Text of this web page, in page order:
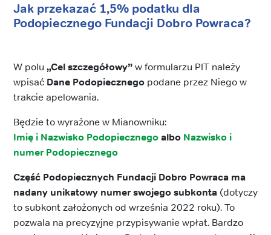
Jak przekazać 1,5% podatku dla
Podopiecznego Fundacji Dobro Powraca?
W polu „Cel szczegółowy”w formularzu PIT należy
wpisać Dane Podopiecznego podane przez Niego w
trakcie apelowania.
Będzie to wyrażone w Mianowniku:
Imię i Nazwisko Podopiecznegoalbo Nazwisko i
numer Podopiecznego
Część Podopiecznych Fundacji Dobro Powraca ma
nadany unikatowy numer swojego subkonta (dotyczy
to subkont założonych od września 2022 roku). To
pozwala na precyzyjne przypisywanie wpłat. Bardzo